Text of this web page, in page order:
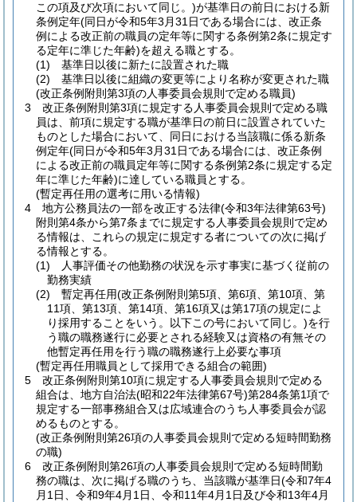
この項及び次項において同じ。)が基準日の前日における新
条例定年(同日が令和5年3月31日である場合には、改正条
例による改正前の職員の定年等に関する条例第2条に規定す
る定年に準じた年齢)を超える職とする。
(1)
基準日以後に新たに設置された職
(2)
基準日以後に組織の変更等により名称が変更された職
(改正条例附則第3項の人事委員会規則で定める職員)
3
改正条例附則第3項に規定する人事委員会規則で定める職
員は、前項に規定する職が基準日の前日に設置されていた
ものとした場合において、同日における当該職に係る新条
例定年(同日が令和5年3月31日である場合には、改正条例
による改正前の職員定年等に関する条例第2条に規定する定
年に準じた年齢)に達している職員とする。
(暫定再任用の選考に用いる情報)
4
地方公務員法の一部を改正する法律(令和3年法律第63号)
附則第4条から第7条までに規定する人事委員会規則で定め
る情報は、これらの規定に規定する者についての次に掲げ
る情報とする。
(1)
人事評価その他勤務の状況を示す事実に基づく従前の
勤務実績
(2)
暫定再任用(改正条例附則第5項、第6項、第10項、第
11項、第13項、第14項、第16項又は第17項の規定によ
り採用することをいう。以下この号において同じ。)を行
う職の職務遂行に必要とされる経験又は資格の有無その
他暫定再任用を行う職の職務遂行上必要な事項
(暫定再任用職員として採用できる組合の範囲)
5
改正条例附則第10項に規定する人事委員会規則で定める
組合は、地方自治法(昭和22年法律第67号)第284条第1項で
規定する一部事務組合又は広域連合のうち人事委員会が認
めるものとする。
(改正条例附則第26項の人事委員会規則で定める短時間勤務
の職)
6
改正条例附則第26項の人事委員会規則で定める短時間勤
務の職は、次に掲げる職のうち、当該職が基準日(令和7年4
月1日、令和9年4月1日、令和11年4月1日及び令和13年4月